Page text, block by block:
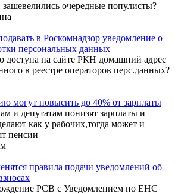
очередные популисты?
в Роскомнадзор уведомление о
персональных данных
доступа на сайте РКН домашний адрес
в реестре операторов перс.данных?
могут повысить до 40% от зарплаты
и депутатам понизят зарплаты и
как у рабочих,тогда может и
пенсии
правила подачи уведомлений об
РСВ с Уведомлением по ЕНС